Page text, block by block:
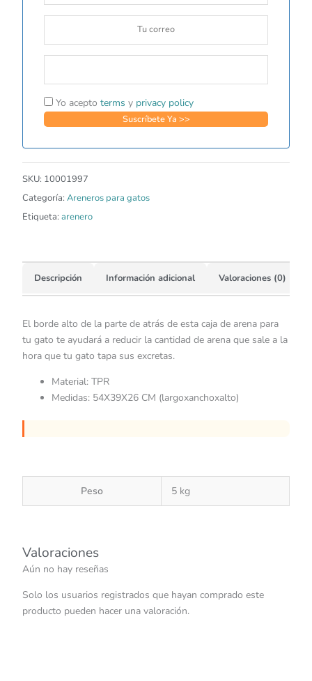
Yo acepto terms y privacy policy
SKU: 10001997
Categoría: Areneros para gatos
Etiqueta: arenero
Descripción Información adicional Valoraciones (0)
El borde alto de la parte de atrás de esta caja de arena para
tu gato te ayudará a reducir la cantidad de arena que sale a la
hora que tu gato tapa sus excretas.
Material: TPR
Medidas: 54X39X26 CM (largoxanchoxalto)
Peso 5 kg
Valoraciones
Aún no hay reseñas
Solo los usuarios registrados que hayan comprado este
producto pueden hacer una valoración.